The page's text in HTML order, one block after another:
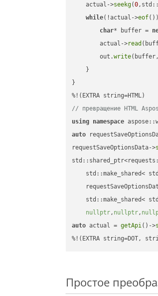
    actual->
seekg(0
while(!actual->eof
char* buffer =
        actual->
read
        out.
write
    }
}
// превращение HTML
using namespace
auto
requestSaveOptionsData->
std::make_shared<
std::make_shared<
nullptr, nullptr,
auto actual = getApi()->
%!(EXTRA string=DOT,
Простое